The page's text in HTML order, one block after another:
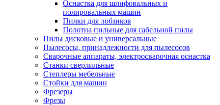
Оснастка для шлифовальных и
полировальных машин
Пилки для лобзиков
Полотна пильные для сабельной пилы
Пилы дисковые и универсальные
Пылесосы, принадлежности для пылесосов
Сварочные аппараты, электросварочная оснастка
Станки сверлильные
Степлеры мебельные
Стойки для машин
Фрезеры
Фрезы